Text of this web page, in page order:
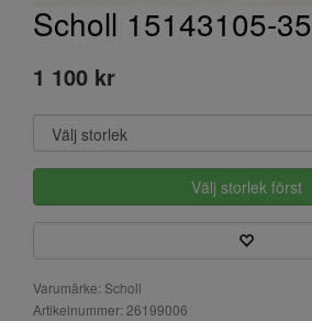
Scholl 15143105-35
1 100 kr
Välj storlek först
Varumärke: Scholl
Artikelnummer: 26199006